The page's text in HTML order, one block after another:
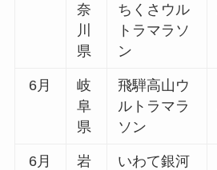
奈
川
県
ちくさウル
トラマラソ
ン
6月
岐
阜
県
飛騨高山ウ
ルトラマラ
ソン
6月
岩
いわて銀河